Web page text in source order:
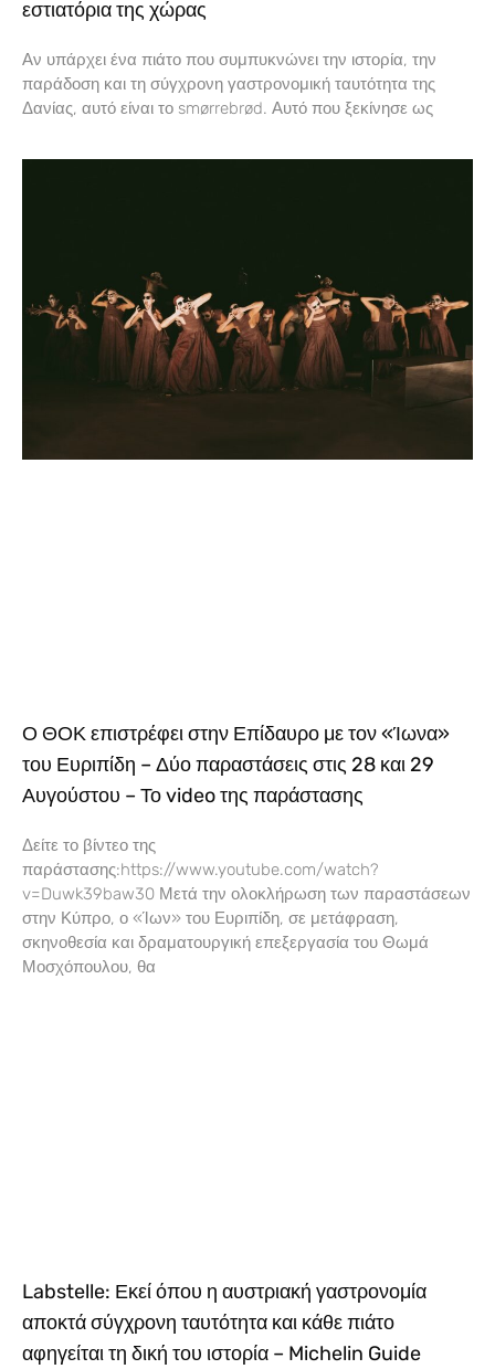
εστιατόρια της χώρας
Αν υπάρχει ένα πιάτο που συμπυκνώνει την ιστορία, την
παράδοση και τη σύγχρονη γαστρονομική ταυτότητα της
Δανίας, αυτό είναι το smørrebrød. Αυτό που ξεκίνησε ως
Ο ΘΟΚ επιστρέφει στην Επίδαυρο με τον «Ίωνα»
του Ευριπίδη – Δύο παραστάσεις στις 28 και 29
Αυγούστου – Το video της παράστασης
Δείτε το βίντεο της
παράστασης:https://www.youtube.com/watch?
v=Duwk39baw30 Μετά την ολοκλήρωση των παραστάσεων
στην Κύπρο, ο «Ίων» του Ευριπίδη, σε μετάφραση,
σκηνοθεσία και δραματουργική επεξεργασία του Θωμά
Μοσχόπουλου, θα
Labstelle: Εκεί όπου η αυστριακή γαστρονομία
αποκτά σύγχρονη ταυτότητα και κάθε πιάτο
αφηγείται τη δική του ιστορία – Michelin Guide